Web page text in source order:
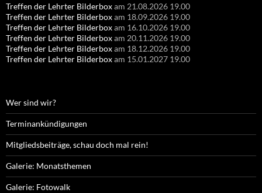
Treffen der Lehrter Bilderboxam 21.08.2026 19.00
Treffen der Lehrter Bilderboxam 18.09.2026 19.00
Treffen der Lehrter Bilderboxam 16.10.2026 19.00
Treffen der Lehrter Bilderboxam 20.11.2026 19.00
Treffen der Lehrter Bilderboxam 18.12.2026 19.00
Treffen der Lehrter Bilderboxam 15.01.2027 19.00
Wer sind wir?
Terminankündigungen
Mitgliedsbeiträge, schau doch mal rein!
Galerie: Monatsthemen
Galerie: Fotowalk